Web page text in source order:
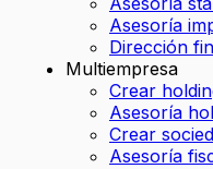
Asesoría
Dirección
Multiempresa
Crear
Asesoría
Crear
Asesoría